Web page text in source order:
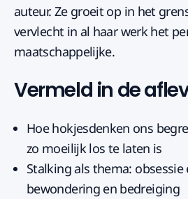
auteur. Ze groeit op in het
vervlecht in al haar werk het
maatschappelijke.
Vermeld in de
Hoe hokjesdenken ons
zo moeilijk los te laten is
Stalking als thema:
bewondering en bedreiging